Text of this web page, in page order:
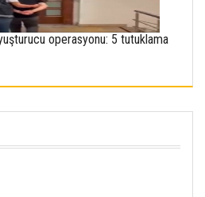
operasyonu: 5 tutuklama